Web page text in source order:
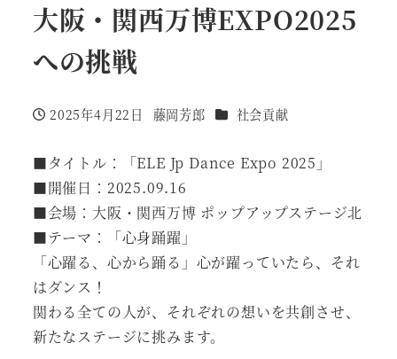
大阪・関西万博EXPO2025
への挑戦
投稿日
2025年4月22日
著
藤岡芳郎 カテゴリー
社会貢献
■タイトル：「ELE Jp Dance Expo 2025」
■開催日：2025.09.16
■会場：大阪・関西万博 ポップアップステージ北
■テーマ：「心身踊躍」
「心躍る、心から踊る」心が躍っていたら、それ
はダンス！
関わる全ての人が、それぞれの想いを共創させ、
新たなステージに挑みます。